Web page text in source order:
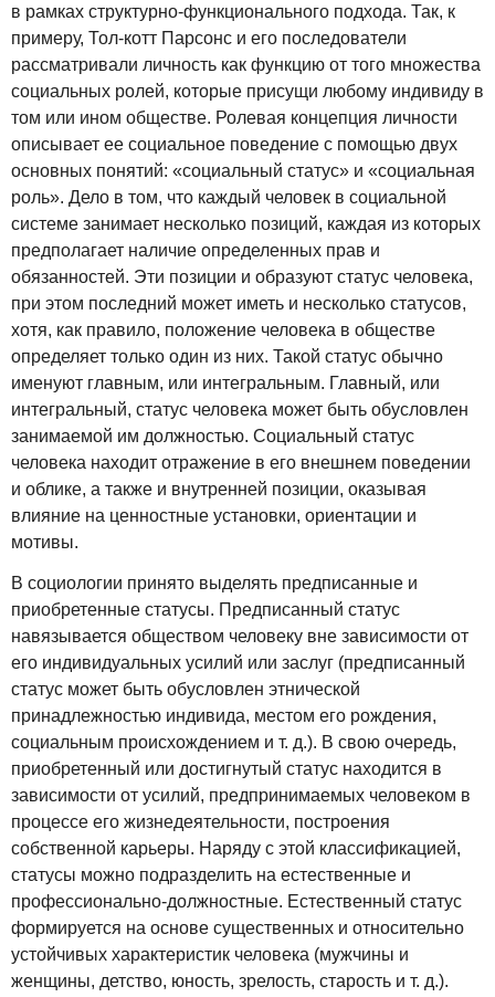
в рамках структурно-функционального подхода. Так, к
примеру, Тол-котт Парсонс и его последователи
рассматривали личность как функцию от того множества
социальных ролей, которые присущи любому индивиду в
том или ином обществе. Ролевая концепция личности
описывает ее социальное поведение с помощью двух
основных понятий: «социальный статус» и «социальная
роль». Дело в том, что каждый человек в социальной
системе занимает несколько позиций, каждая из которых
предполагает наличие определенных прав и
обязанностей. Эти позиции и образуют статус человека,
при этом последний может иметь и несколько статусов,
хотя, как правило, положение человека в обществе
определяет только один из них. Такой статус обычно
именуют главным, или интегральным. Главный, или
интегральный, статус человека может быть обусловлен
занимаемой им должностью. Социальный статус
человека находит отражение в его внешнем поведении
и облике, а также и внутренней позиции, оказывая
влияние на ценностные установки, ориентации и
мотивы.
В социологии принято выделять предписанные и
приобретенные статусы. Предписанный статус
навязывается обществом человеку вне зависимости от
его индивидуальных усилий или заслуг (предписанный
статус может быть обусловлен этнической
принадлежностью индивида, местом его рождения,
социальным происхождением и т. д.). В свою очередь,
приобретенный или достигнутый статус находится в
зависимости от усилий, предпринимаемых человеком в
процессе его жизнедеятельности, построения
собственной карьеры. Наряду с этой классификацией,
статусы можно подразделить на естественные и
профессионально-должностные. Естественный статус
формируется на основе существенных и относительно
устойчивых характеристик человека (мужчины и
женщины, детство, юность, зрелость, старость и т. д.).